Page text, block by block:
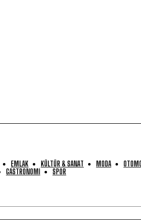
EMLAK KÜLTÜR & SANAT MODA
GASTRONOMİ SPOR